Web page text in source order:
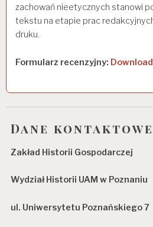
zachowań nieetycznych stanowi
tekstu na etapie prac
druku.
Formularz recenzyjny:
Dane kontaktowe
Zakład Historii Gospodarczej
Wydział Historii UAM w Poznaniu
ul. Uniwersytetu Poznańskiego 7